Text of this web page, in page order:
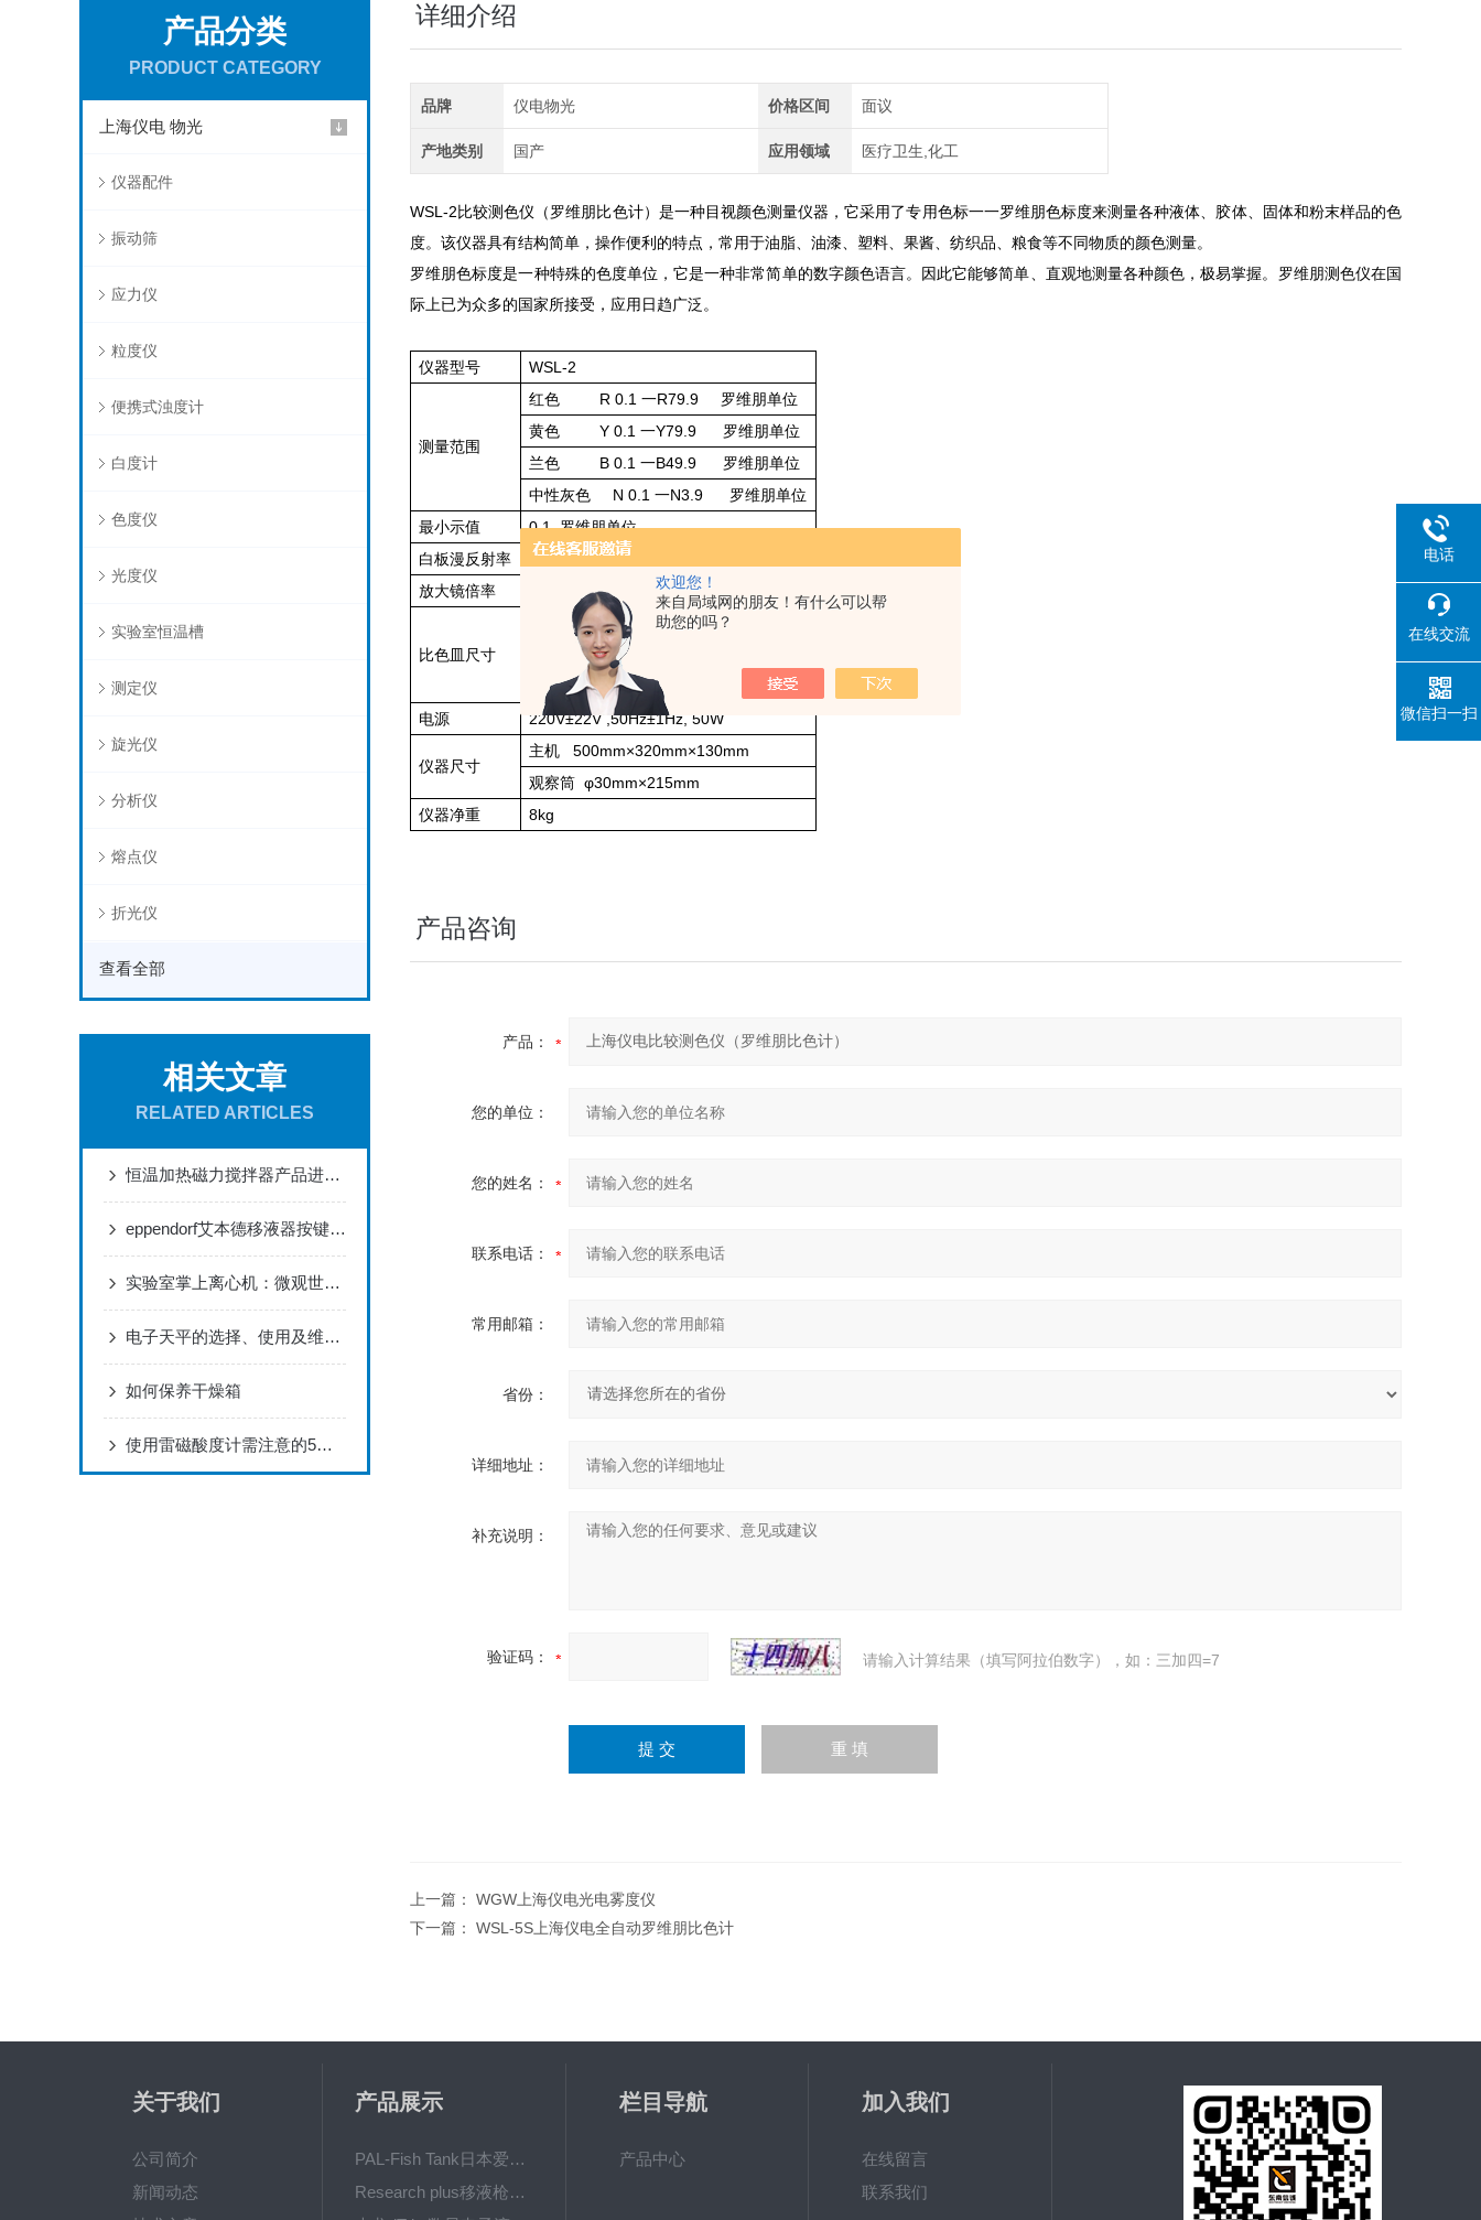
欢迎您！
来自局域网的朋友！有什么可以帮
助您的吗？
产品分类
PRODUCT CATEGORY
上海仪电 物光
仪器配件
振动筛
应力仪
粒度仪
便携式浊度计
白度计
色度仪
光度仪
实验室恒温槽
测定仪
旋光仪
分析仪
熔点仪
折光仪
查看全部
相关文章
RELATED ARTICLES
恒温加热磁力搅拌器产品进化：从基础功能到智能生态
eppendorf艾本德移液器按键（侧盖）松动掉落怎么办？
实验室掌上离心机：微观世界的旋转守护者
电子天平的选择、使用及维护等注意事项
如何保养干燥箱
使用雷磁酸度计需注意的5个要点，你不知道吗
详细介绍
品牌 仪电物光 价格区间 面议
产地类别 国产 应用领域 医疗卫生,化工
WSL-2比较测色仪（罗维朋比色计）是一种目视颜色测量仪器，它采用了专用色标一一罗维朋色标度来测量各种液体、胶体、固体和粉末样品的色
度。该仪器具有结构简单，操作便利的特点，常用于油脂、油漆、塑料、果酱、纺织品、粮食等不同物质的颜色测量。
罗维朋色标度是一种特殊的色度单位，它是一种非常简单的数字颜色语言。因此它能够简单、直观地测量各种颜色，极易掌握。罗维朋测色仪在国
际上已为众多的国家所接受，应用日趋广泛。
仪器型号 WSL-2
测量范围
红色 R 0.1 一R79.9 罗维朋单位
黄色 Y 0.1 一Y79.9 罗维朋单位
兰色 B 0.1 一B49.9 罗维朋单位
中性灰色 N 0.1 一N3.9 罗维朋单位
最小示值
0.1罗维朋单位
白板漫反射率
> 80%
放大镜倍率
比色皿尺寸
10mm×20mm×40mm
25.4mm×20mm×40mm
133.4mm×20mm×40mm
电源
220V±22V ,50Hz±1Hz, 50W
仪器尺寸
主机 500mm×320mm×130mm
观察筒 φ30mm×215mm
仪器净重
8kg
产品咨询
产品：
您的单位：
您的姓名：
联系电话：
常用邮箱：
省份：
详细地址：
补充说明：
验证码： 请输入计算结果（填写阿拉伯数字），如：三加四=7
上一篇： WGW上海仪电光电雾度仪
下一篇： WSL-5S上海仪电全自动罗维朋比色计
关于我们
公司简介
新闻动态
产品展示
PAL-Fish Tank日本爱拓 鱼塘盐度计 数显便携式折光仪
Research plus移液枪艾本德移液器单道可调量程加样枪
栏目导航
产品中心
加入我们
在线留言
联系我们
电话
在线交流
微信扫一扫